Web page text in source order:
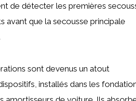
de détecter les premières
avant que la secousse principale
sont devenus un atout
installés dans les